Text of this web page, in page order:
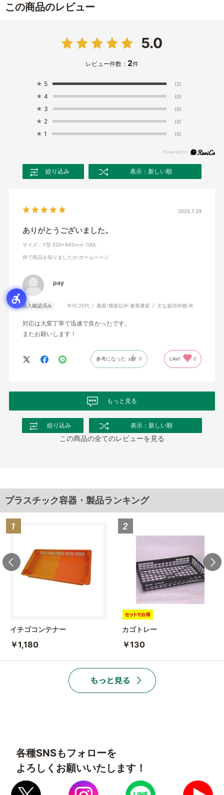
この商品のレビュー
5.0
レビュー件数： 2件
★ 5 (2)
★ 4 (0)
★ 3 (0)
★ 2 (0)
★ 1 (0)
絞り込み 表示：新しい順
2025.7.29
ありがとうございました。
サイズ：Y型 520×643ｍｍ 100L
何で商品を知りましたか:ホームページ
pay
購入確認済み 年代:20代 農家/農家以外:兼業農家 主な栽培作物:米
対応は大変丁寧で迅速で良かったです。
またお願いします！
参考になった 0 Like! 0
もっと見る
絞り込み 表示：新しい順
この商品の全てのレビューを見る
プラスチック容器・製品ランキング
イチゴコンテナー
￥1,180
カゴトレー
￥130
各種SNSもフォローを
よろしくお願いいたします！